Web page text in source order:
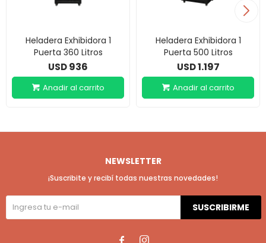
Heladera Exhibidora 1
Puerta 360 Litros
USD936
Heladera Exhibidora 1
Puerta 500 Litros
USD1.197
NEWSLETTER
¡Suscribite y recibí todas nuestras novedades!
SUSCRIBIRME
 